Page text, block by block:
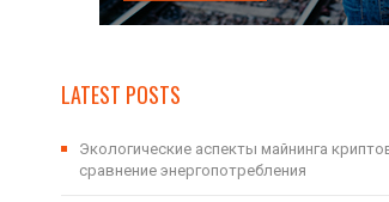
LATEST POSTS
Экологические аспекты майнинга
сравнение энергопотребления